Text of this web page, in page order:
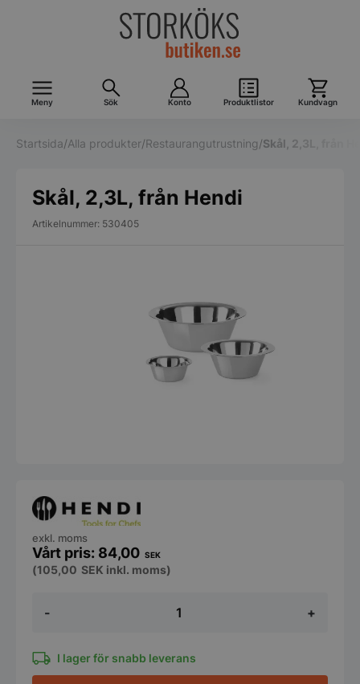
Meny Sök Konto Produktlistor Kundvagn
Startsida/Alla produkter/Restaurangutrustning/Skål, 2,3L, från
Skål, 2,3L, från Hendi
Artikelnummer: 530405
-
2,3L,
mängd
+
84,00 SEK
exkl. moms
(105,00 SEK inkl. moms)
I lager för snabb leverans